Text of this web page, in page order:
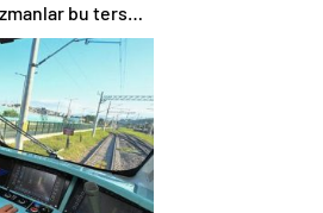
bu ters
sebebini